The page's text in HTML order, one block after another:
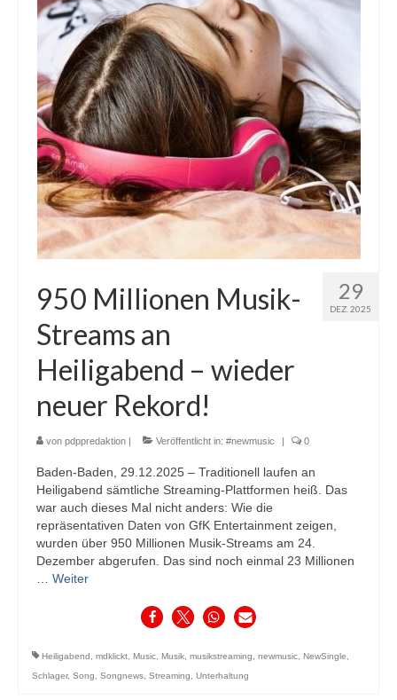
29
DEZ. 2025
950 Millionen Musik-
Streams an
Heiligabend – wieder
neuer Rekord!
von pdppredaktion Veröffentlicht in: #newmusic 0
Baden-Baden, 29.12.2025 – Traditionell laufen an
Heiligabend sämtliche Streaming-Plattformen heiß. Das
war auch dieses Mal nicht anders: Wie die
repräsentativen Daten von GfK Entertainment zeigen,
wurden über 950 Millionen Musik-Streams am 24.
Dezember abgerufen. Das sind noch einmal 23 Millionen
… Weiter
Heiligabend , mdklickt, Music, Musik, musikstreaming, newmusic, NewSingle,
Schlager, Song, Songnews, Streaming, Unterhaltung